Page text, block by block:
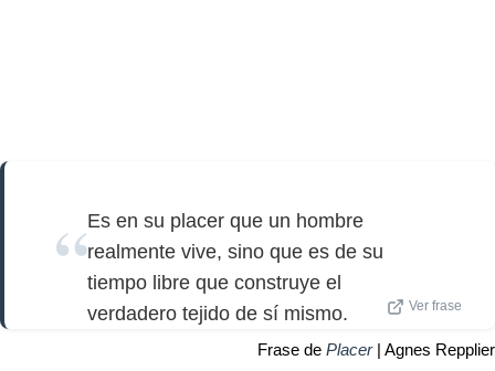
Es en su placer que un hombre
realmente vive, sino que es de su
tiempo libre que construye el
verdadero tejido de sí mismo.
Ver frase
Frase de Placer| Agnes Repplier